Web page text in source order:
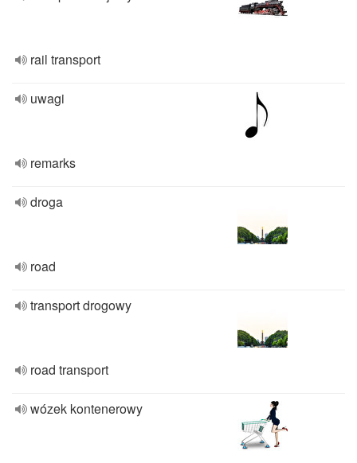
rail transport
uwagi
remarks
droga
road
transport drogowy
road transport
wózek kontenerowy